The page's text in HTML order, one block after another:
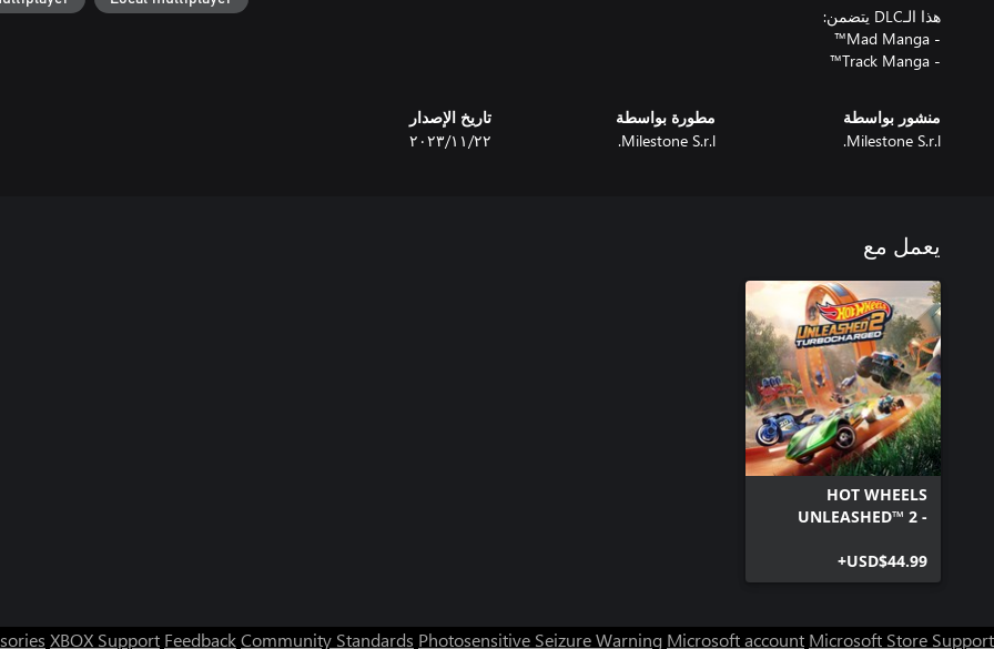
- Track Manga™
منشور بواسطة
Milestone S.r.l.
مطورة بواسطة
Milestone S.r.l.
تاريخ الإصدار
٢٢‏/١١‏/٢٠٢٣
يعمل مع
HOT WHEELS
UNLEASHED™ 2 -
USD$44.99+
XBOX Support FeedbackCommunity Standards Photosensitive Seizure Warning Microsoft account Microsoft Store Support